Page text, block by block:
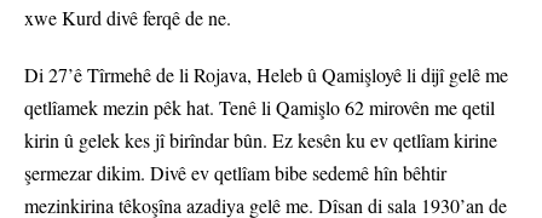
xwe Kurd divê ferqê de ne.
Di 27’ê Tîrmehê de li Rojava, Heleb û Qamişloyê li dijî gelê me
qetlîamek mezin pêk hat. Tenê li Qamişlo 62 mirovên me qetil
kirin û gelek kes jî birîndar bûn. Ez kesên ku ev qetlîam kirine
şermezar dikim. Divê ev qetlîam bibe sedemê hîn bêhtir
mezinkirina têkoşîna azadiya gelê me. Dîsan di sala 1930’an de